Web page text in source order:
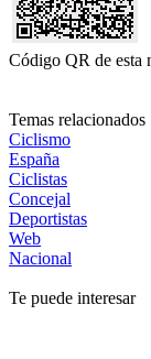
Código QR de esta
Temas relacionados
Ciclismo
España
Ciclistas
Concejal
Deportistas
Web
Nacional
Te puede interesar